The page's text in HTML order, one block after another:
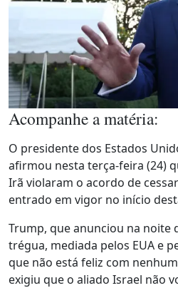
Acompanhe a matéria:
O presidente dos Estados
afirmou nesta terça-feira (24)
Irã violaram o acordo de
entrado em vigor no início
Trump, que anunciou na noite
trégua, mediada pelos EUA e
que não está feliz com
exigiu que o aliado Israel não